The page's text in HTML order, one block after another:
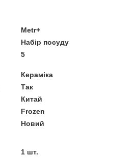
Metr+
Набір посуду
5
Кераміка
Так
Китай
Frozen
Новий
1 шт.